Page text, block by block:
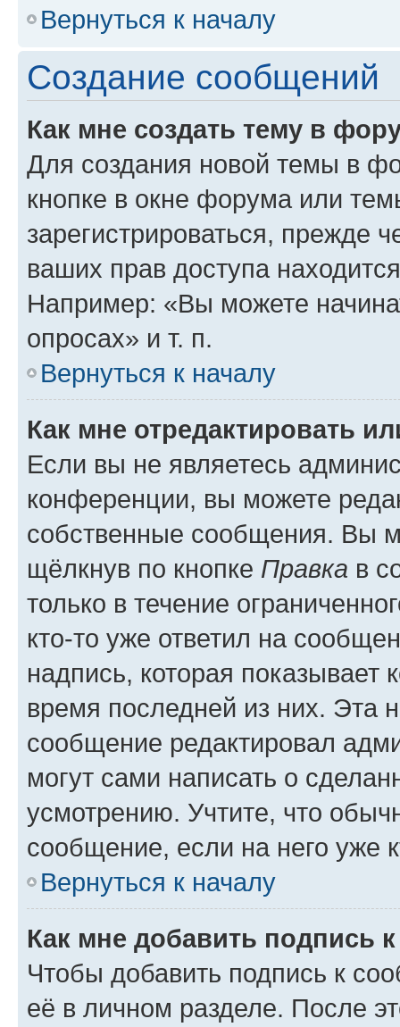
Вернуться к началу
Создание сообщений
Как мне создать тему в
Для создания новой темы в
кнопке в окне форума или
зарегистрироваться, прежде
ваших прав доступа
Например: «Вы можете
опросах» и т. п.
Вернуться к началу
Как мне отредактировать
Если вы не являетесь
конференции, вы можете
собственные сообщения. Вы
щёлкнув по кнопке Правка в
только в течение
кто-то уже ответил на
надпись, которая показывает
время последней из них. Эта
сообщение редактировал
могут сами написать о
усмотрению. Учтите, что
сообщение, если на него уже
Вернуться к началу
Как мне добавить подпись
Чтобы добавить подпись к
её в личном разделе. После